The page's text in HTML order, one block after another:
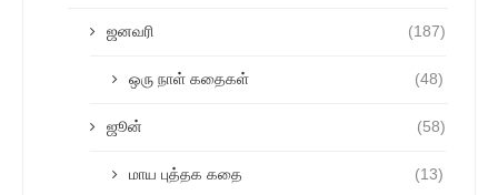
ஜனவரி (187)
ஒரு நாள் கதைகள் (48)
ஜூன் (58)
மாய புத்தக கதை (13)